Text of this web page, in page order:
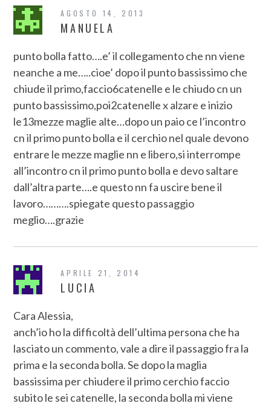
AGOSTO 14, 2013
MANUELA
punto bolla fatto….e’ il collegamento che nn viene
neanche a me…..cioe’ dopo il punto bassissimo che
chiude il primo,faccio6catenelle e le chiudo cn un
punto bassissimo,poi2catenelle x alzare e inizio
le13mezze maglie alte…dopo un paio ce l’incontro
cn il primo punto bolla e il cerchio nel quale devono
entrare le mezze maglie nn e libero,si interrompe
all’incontro cn il primo punto bolla e devo saltare
dall’altra parte….e questo nn fa uscire bene il
lavoro……….spiegate questo passaggio
meglio….grazie
APRILE 21, 2014
LUCIA
Cara Alessia,
anch’io ho la difficoltà dell’ultima persona che ha
lasciato un commento, vale a dire il passaggio fra la
prima e la seconda bolla. Se dopo la maglia
bassissima per chiudere il primo cerchio faccio
subito le sei catenelle, la seconda bolla mi viene